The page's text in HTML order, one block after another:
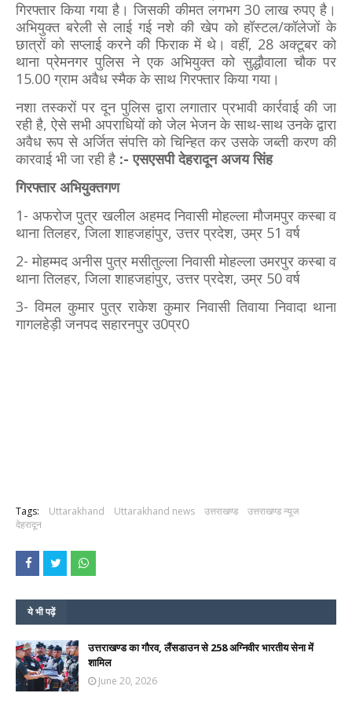
गिरफ्तार किया गया है। जिसकी कीमत लगभग 30 लाख रुपए है।
अभियुक्त बरेली से लाई गई नशे की खेप को हॉस्टल/कॉलेजों के
छात्रों को सप्लाई करने की फिराक में थे। वहीं, 28 अक्टूबर को
थाना प्रेमनगर पुलिस ने एक अभियुक्त को सुद्धौवाला चौक पर
15.00 ग्राम अवैध स्मैक के साथ गिरफ्तार किया गया।
नशा तस्करों पर दून पुलिस द्वारा लगातार प्रभावी कार्रवाई की जा
रही है, ऐसे सभी अपराधियों को जेल भेजन के साथ-साथ उनके द्वारा
अवैध रूप से अर्जित संपत्ति को चिन्हित कर उसके जब्ती करण की
कारवाई भी जा रही है :- एसएसपी देहरादून अजय सिंह
गिरफ्तार अभियुक्तगण
1- अफरोज पुत्र खलील अहमद निवासी मोहल्ला मौजमपुर कस्बा व
थाना तिलहर, जिला शाहजहांपुर, उत्तर प्रदेश, उम्र 51 वर्ष
2- मोहम्मद अनीस पुत्र मसीतुल्ला निवासी मोहल्ला उमरपुर कस्बा व
थाना तिलहर, जिला शाहजहांपुर, उत्तर प्रदेश, उम्र 50 वर्ष
3- विमल कुमार पुत्र राकेश कुमार निवासी तिवाया निवादा थाना
गागलहेड़ी जनपद सहारनपुर उ0प्र0
Tags: Uttarakhand Uttarakhand news उत्तराखण्ड
उत्तराखण्ड न्यूज
देहरादून
ये भी पढ़ें
उत्तराखण्ड का गौरव, लैंसडाउन से 258 अग्निवीर भारतीय सेना में
शामिल
June 20, 2026